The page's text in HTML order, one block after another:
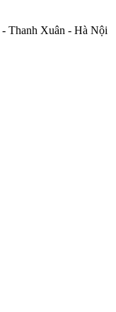
Thanh Xuân - Hà Nội